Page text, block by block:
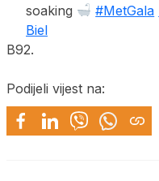
soaking
#MetGala
Biel
B92.
Podijeli vijest na: